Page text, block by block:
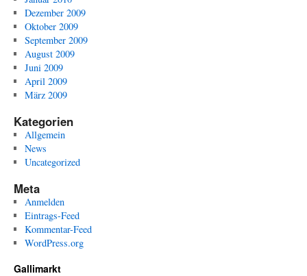
Dezember 2009
Oktober 2009
September 2009
August 2009
Juni 2009
April 2009
März 2009
Kategorien
Allgemein
News
Uncategorized
Meta
Anmelden
Eintrags-Feed
Kommentar-Feed
WordPress.org
Gallimarkt